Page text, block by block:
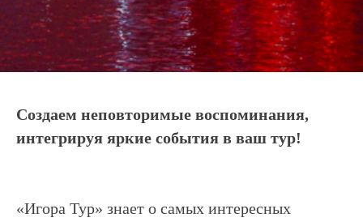
Cоздаем неповторимые воспоминания,
интегрируя яркие события в ваш тур!
«Игора Тур» знает о самых интересных